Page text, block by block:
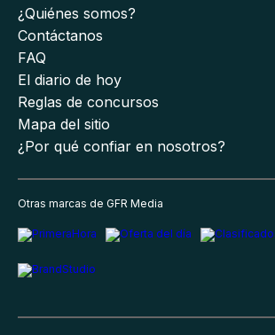
¿Quiénes somos?
Contáctanos
FAQ
El diario de hoy
Reglas de concursos
Mapa del sitio
¿Por qué confiar en nosotros?
Otras marcas de GFR Media